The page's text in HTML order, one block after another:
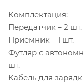
Комплектация:
Передатчик – 2 шт.
Приемник – 1 шт.
Футляр с
шт.
Кабель для